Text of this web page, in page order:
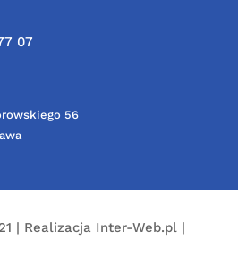
07
56
| Realizacja Inter-Web.pl |